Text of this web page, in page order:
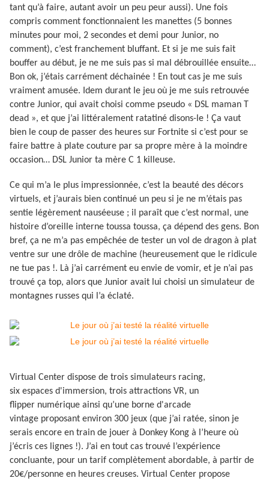
tant qu’à faire, autant avoir un peu peur aussi). Une fois
compris comment fonctionnaient les manettes (5 bonnes
minutes pour moi, 2 secondes et demi pour Junior, no
comment), c’est franchement bluffant. Et si je me suis fait
bouffer au début, je ne me suis pas si mal débrouillée ensuite…
Bon ok, j’étais carrément déchainée ! En tout cas je me suis
vraiment amusée. Idem durant le jeu où je me suis retrouvée
contre Junior, qui avait choisi comme pseudo « DSL maman T
dead », et que j’ai littéralement ratatiné disons-le ! Ça vaut
bien le coup de passer des heures sur Fortnite si c’est pour se
faire battre à plate couture par sa propre mère à la moindre
occasion… DSL Junior ta mère C 1 killeuse.
Ce qui m’a le plus impressionnée, c’est la beauté des décors
virtuels, et j’aurais bien continué un peu si je ne m’étais pas
sentie légèrement nauséeuse ; il paraît que c’est normal, une
histoire d’oreille interne toussa toussa, ça dépend des gens. Bon
bref, ça ne m’a pas empêchée de tester un vol de dragon à plat
ventre sur une drôle de machine (heureusement que le ridicule
ne tue pas !. Là j’ai carrément eu envie de vomir, et je n’ai pas
trouvé ça top, alors que Junior avait lui choisi un simulateur de
montagnes russes qui l’a éclaté.
Virtual Center dispose de trois simulateurs racing,
six espaces d'immersion, trois attractions VR, un
flipper numérique ainsi qu’une borne d'arcade
vintage proposant environ 300 jeux (que j’ai ratée, sinon je
serais encore en train de jouer à Donkey Kong à l’heure où
j’écris ces lignes !). J’ai en tout cas trouvé l’expérience
concluante, pour un tarif complètement abordable, à partir de
20€/personne en heures creuses. Virtual Center propose